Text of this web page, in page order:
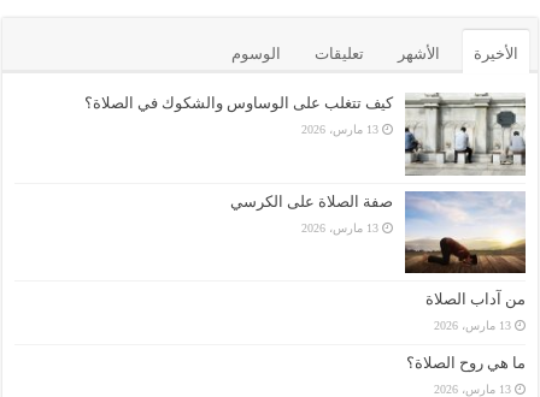
الأخيرة الأشهر تعليقات الوسوم
كيف تتغلب على الوساوس والشكوك في الصلاة؟
13 مارس، 2026
صفة الصلاة على الكرسي
13 مارس، 2026
من آداب الصلاة
13 مارس، 2026
ما هي روح الصلاة؟
13 مارس، 2026